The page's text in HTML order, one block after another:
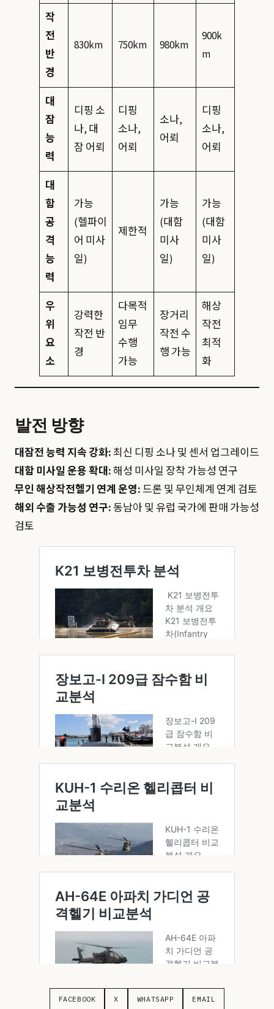
작
전
반
경
830km 750km 980km
900k
m
대
잠
능
력
디핑 소
나, 대
잠 어뢰
디핑
소나,
어뢰
소나,
어뢰
디핑
소나,
어뢰
대
함
공
격
능
력
가능
(헬파이
어 미사
일)
제한적
가능
(대함
미사
일)
가능
(대함
미사
일)
우
위
요
소
강력한
작전 반
경
다목적
임무
수행
가능
장거리
작전 수
행 가능
해상
작전
최적
화
발전 방향
대잠전 능력 지속 강화:최신 디핑 소나 및 센서 업그레이드
대함 미사일 운용 확대:해성 미사일 장착 가능성 연구
무인 해상작전헬기 연계 운영: 드론 및 무인체계 연계 검토
해외 수출 가능성 연구:동남아 및 유럽 국가에 판매 가능성
검토
FACEBOOK X WHATSAPP EMAIL